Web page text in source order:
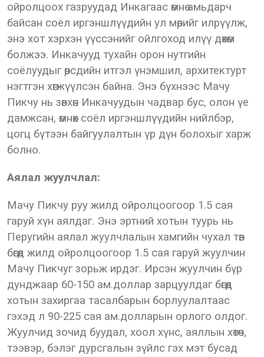
ойролцоох газруудад Инкагаас өмнө амьдарч
байсан соёл иргэншлүүдийн ул мөрийг илрүүлж,
энэ хот хэрхэн үүссэнийг ойлгоход илүү дөхөм
болжээ. Инкачууд тухайн орон нутгийн
соёлуудыг өөрсдийн итгэл үнэмшил, архитектурт
нэгтгэн хөгжүүлсэн байна. Энэ бүхнээс Мачу
Пикчу нь зөвхөн Инкачуудын чадвар бус, олон үе
дамжсан, өмнөх соёл иргэншлүүдийн нийлбэр,
цогц бүтээн байгуулалтын үр дүн болохыг харж
болно.
Аялал жуулчлал:
Мачу Пикчу руу жилд ойролцоогоор 1.5 сая
гаруй хүн аялдаг. Энэ эртний хотын туурь нь
Перугийн аялал жуулчлалын хамгийн чухал төв
бөгөөд жилд ойролцоогоор 1.5 сая гаруй жуулчин
Мачу Пикчуг зорьж ирдэг. Ирсэн жуулчин бүр
дунджаар 60-150 ам.доллар зарцуулдаг бөгөөд
хотын захиргаа тасалбарын борлуулалтаас
гэхэд л 90-225 сая ам.долларын орлого олдог.
Жуулчид зочид буудал, хоол хүнс, аяллын хөтөч,
тээвэр, бэлэг дурсгалын зүйлс гэх мэт бусад